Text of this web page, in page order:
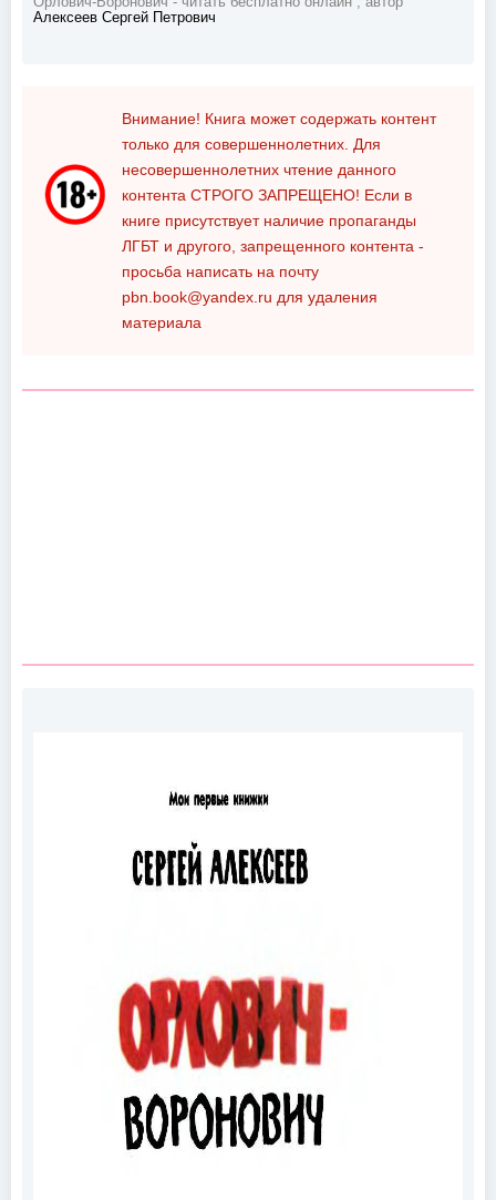
Алексеев Сергей Петрович
Внимание! Книга может содержать контент
только для совершеннолетних. Для
несовершеннолетних чтение данного
контента СТРОГО ЗАПРЕЩЕНО! Если в
книге присутствует наличие пропаганды
ЛГБТ и другого, запрещенного контента -
просьба написать на почту
pbn.book@yandex.ru для удаления
материала